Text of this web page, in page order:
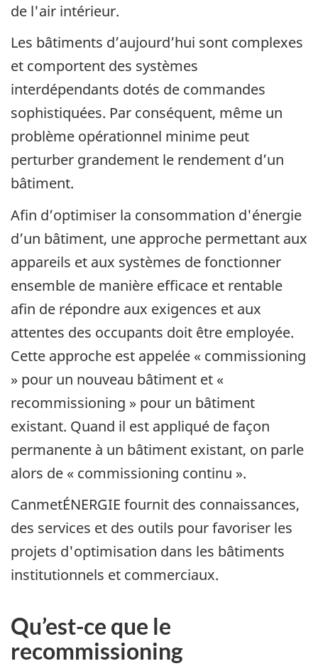
de l'air intérieur.
Les bâtiments d’aujourd’hui sont complexes
et comportent des systèmes
interdépendants dotés de commandes
sophistiquées. Par conséquent, même un
problème opérationnel minime peut
perturber grandement le rendement d’un
bâtiment.
Afin d’optimiser la consommation d'énergie
d’un bâtiment, une approche permettant aux
appareils et aux systèmes de fonctionner
ensemble de manière efficace et rentable
afin de répondre aux exigences et aux
attentes des occupants doit être employée.
Cette approche est appelée « commissioning
» pour un nouveau bâtiment et «
recommissioning » pour un bâtiment
existant. Quand il est appliqué de façon
permanente à un bâtiment existant, on parle
alors de « commissioning continu ».
CanmetÉNERGIE fournit des connaissances,
des services et des outils pour favoriser les
projets d'optimisation dans les bâtiments
institutionnels et commerciaux.
Qu’est-ce que le
recommissioning